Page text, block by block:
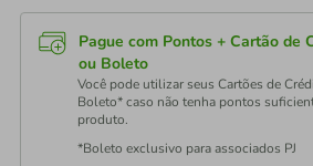
Pague com Pontos + Cartão de
ou Boleto
Você pode utilizar seus Cartões de
Boleto* caso não tenha pontos
produto.
*Boleto exclusivo para associados PJ